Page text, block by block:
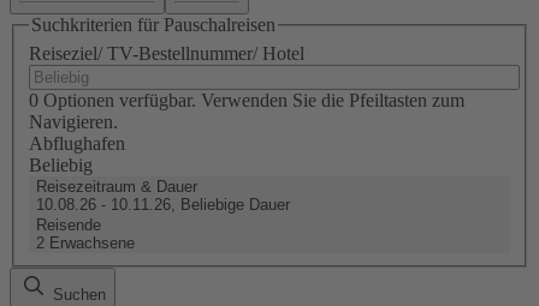
Suchkriterien für Pauschalreisen
Reiseziel/ TV-Bestellnummer/ Hotel
0 Optionen verfügbar. Verwenden Sie die Pfeiltasten zum
Navigieren.
Abflughafen
Beliebig
Reisezeitraum & Dauer
10.08.26 - 10.11.26, Beliebige Dauer
Reisende
2 Erwachsene
Suchen